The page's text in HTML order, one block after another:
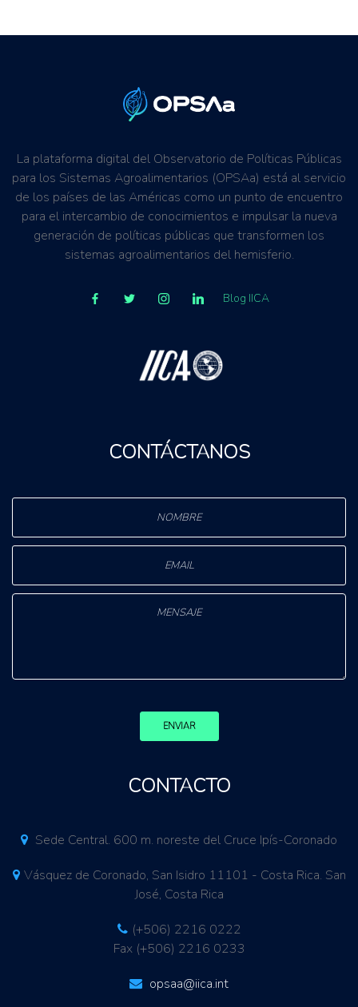
La plataforma digital del Observatorio de Políticas Públicas
para los Sistemas Agroalimentarios (OPSAa) está al servicio
de los países de las Américas como un punto de encuentro
para el intercambio de conocimientos e impulsar la nueva
generación de políticas públicas que transformen los
sistemas agroalimentarios del hemisferio.
Blog IICA
CONTÁCTANOS
ENVIAR
CONTACTO
Sede Central. 600 m. noreste del Cruce Ipís-Coronado
Vásquez de Coronado, San Isidro 11101 - Costa Rica. San
José, Costa Rica
(+506) 2216 0222
Fax (+506) 2216 0233
opsaa@iica.int